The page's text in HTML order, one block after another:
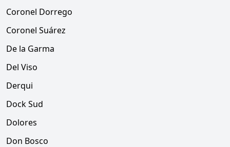
Coronel Dorrego
Coronel Suárez
De la Garma
Del Viso
Derqui
Dock Sud
Dolores
Don Bosco